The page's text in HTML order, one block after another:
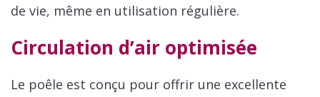
de vie, même en utilisation régulière.
Circulation d’air optimisée
Le poêle est conçu pour offrir une excellente